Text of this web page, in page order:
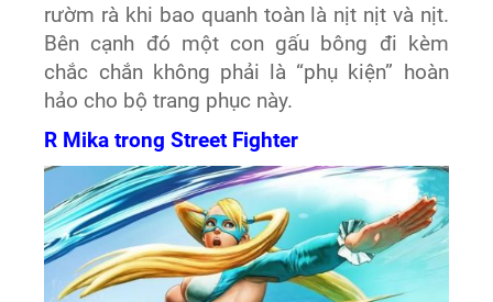
rườm rà khi bao quanh toàn là nịt nịt và nịt.
Bên cạnh đó một con gấu bông đi kèm
chắc chắn không phải là “phụ kiện” hoàn
hảo cho bộ trang phục này.
R Mika trong Street Fighter